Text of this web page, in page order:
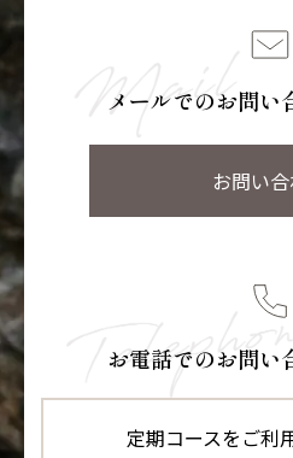
メールでのお問い
お問い
お電話でのお問い
定期コースをご利